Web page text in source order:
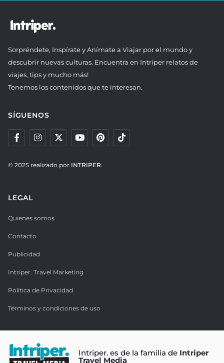
Sorpréndete, Inspírate y Anímate a Viajar por el mundo y
descubrir nuevas culturas. Encuentra en Intriper relatos de
viajes, tips y mucho más!
Tenemos los contenidos que te interesan.
SÍGUENOS
© 2025 realizado por INTRIPER.
LEGAL
Quienes somos
Contacto
Publicidad
Intriper. Travel Marketing
Política de Privacidad
Términos y condiciones de uso
Intriper. es de la familia de Intriper
Travel Media